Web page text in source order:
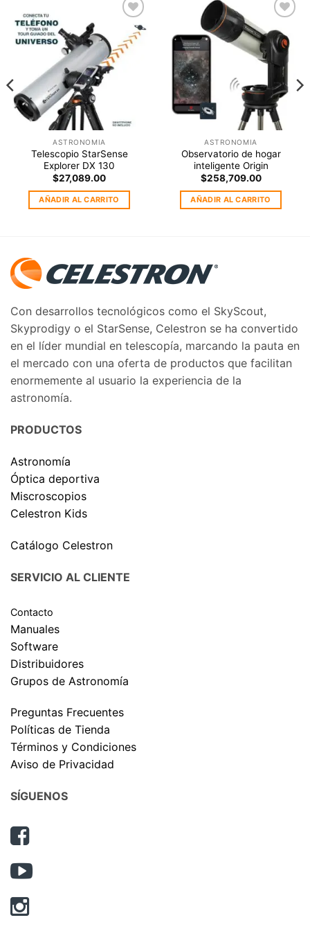
Agregar
a la
Lista de
deseos
ASTRONOMIA
Telescopio StarSense
Explorer DX 130
$27,089.00
AÑADIR AL CARRITO
a la
Lista de
deseos
ASTRONOMIA
Observatorio de hogar
inteligente Origin
$258,709.00
AÑADIR AL CARRITO
Con desarrollos tecnológicos como el SkyScout,
Skyprodigy o el StarSense, Celestron se ha convertido
en el líder mundial en telescopía, marcando la pauta en
el mercado con una oferta de productos que facilitan
enormemente al usuario la experiencia de la
astronomía.
PRODUCTOS
Astronomía
Óptica deportiva
Miscroscopios
Celestron Kids
Catálogo Celestron
SERVICIO AL CLIENTE
Contacto
Manuales
Software
Distribuidores
Grupos de Astronomía
Preguntas Frecuentes
Políticas de Tienda
Términos y Condiciones
Aviso de Privacidad
SÍGUENOS